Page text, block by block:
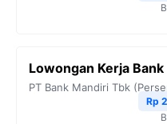
Lowongan Kerja
PT Bank Mandiri Tbk
Rp